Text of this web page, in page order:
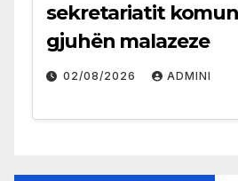
sekretariatit
gjuhën malazeze
02/08/2026 ADMINI